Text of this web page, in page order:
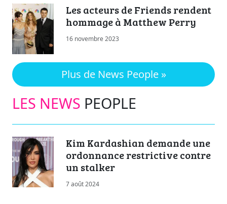
Les acteurs de Friends rendent
hommage à Matthew Perry
16 novembre 2023
Plus de News People »
LES NEWS PEOPLE
Kim Kardashian demande une
ordonnance restrictive contre
un stalker
7 août 2024